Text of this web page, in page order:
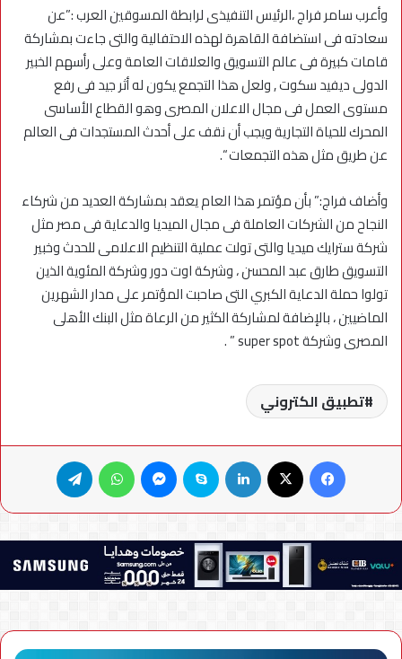
وأعرب سامر فراج ،الرئيس التنفيذى لرابطة المسوقين العرب :”عن
سعادته فى استضافة القاهرة لهذه الاحتفالية والتى جاءت بمشاركة
قامات كبيرة فى عالم التسويق والعلاقات العامة وعلى رأسهم الخبير
الدولى ديفيد سكوت , ولعل هذا التجمع يكون له أثر جيد فى رفع
مستوى العمل فى مجال الاعلان المصرى وهو القطاع الأساسى
المحرك للحياة التجارية ويجب أن نقف على أحدث المستجدات فى العالم
عن طريق مثل هذه التجمعات “.
وأضاف فراج:” بأن مؤتمر هذا العام يعقد بمشاركة العديد من شركاء
النجاح من الشركات العاملة فى مجال الميديا والدعاية فى مصر مثل
شركة سترايك ميديا والتى تولت عملية التنظيم الاعلامى للحدث وخبير
التسويق طارق عبد المحسن ، وشركة اوت دور وشركة المئوية الذين
تولوا حملة الدعاية الكبري التى صاحبت المؤتمر على مدار الشهرين
الماضيين ، بالإضافة لمشاركة الكثير من الرعاة مثل البنك الأهلى
المصرى وشركة super spot ” .
تطبيق الكتروني
فيسبوك لينكدإن سكايب ماسنجر واتساب